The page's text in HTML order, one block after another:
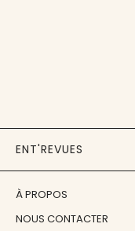
ENT'REVUES
À PROPOS
NOUS CONTACTER